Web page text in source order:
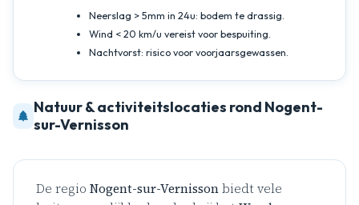
Neerslag > 5mm in 24u: bodem te drassig.
Wind < 20 km/u vereist voor bespuiting.
Nachtvorst: risico voor voorjaarsgewassen.
Natuur & activiteitslocaties rond Nogent-
sur-Vernisson
De regio Nogent-sur-Vernissonbiedt vele